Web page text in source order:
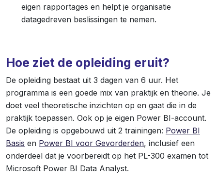
eigen rapportages en helpt je organisatie
datagedreven beslissingen te nemen.
Hoe ziet de opleiding eruit?
De opleiding bestaat uit 3 dagen van 6 uur. Het
programma is een goede mix van praktijk en theorie. Je
doet veel theoretische inzichten op en gaat die in de
praktijk toepassen. Ook op je eigen Power BI-account.
De opleiding is opgebouwd uit 2 trainingen: Power BI
Basis en Power BI voor Gevorderden, inclusief een
onderdeel dat je voorbereidt op het PL-300 examen tot
Microsoft Power BI Data Analyst.